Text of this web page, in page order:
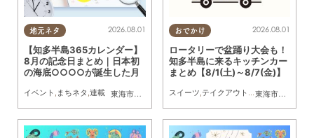
地元ネタ
東海市
,大府市 知多市 ,東浦町,阿久比町 ,半田市,常滑市
2026.08.01
【知多半島365カレンダー】
8月の記念日まとめ｜日本初
の海底○○○○が誕生した月
イベント まちネタ 連載
おでかけ
東海市
,大府市
2026.08.01
ロータリーで盆踊り大会も！
知多半島に来るキッチンカー
まとめ【8/1(土)～8/7(金)】
スイーツ テイクアウト キッチンカー